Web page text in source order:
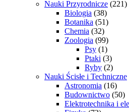
Nauki Przyrodnicze (221)
Biologia (38)
Botanika (51)
Chemia (32)
Zoologia (99)
Psy (1)
Ptaki (3)
Ryby (2)
Nauki Ścisłe i Techniczne
Astronomia (16)
Budownictwo (50)
Elektrotechnika i